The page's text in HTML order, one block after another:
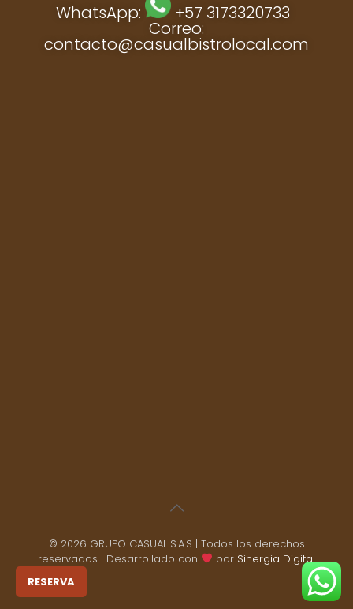
WhatsApp:
+57 3173320733
Correo:
contacto@casualbistrolocal.com
© 2026 GRUPO CASUAL S.A.S | Todos los derechos
reservados | Desarrollado con
por Sinergia Digital
RESERVA